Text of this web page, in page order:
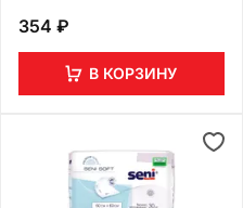
354 ₽
В КОРЗИНУ